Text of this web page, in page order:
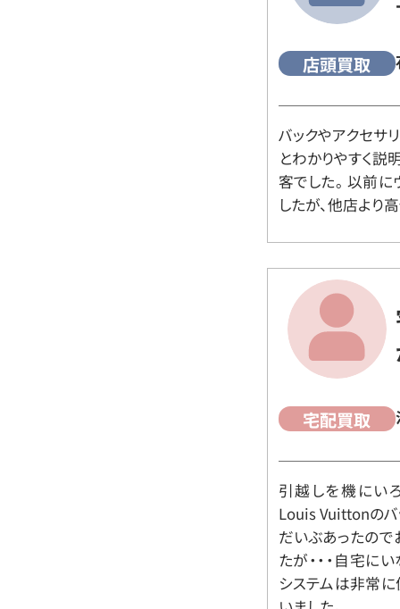
店頭買取
バックやアクセサ
とわかりやすく説
客でした。 以前
したが、他店より
宅配買取
引越しを機にい
Louis Vuittonのバ
だいぶあったので
たが・・・自宅に
システムは非常に